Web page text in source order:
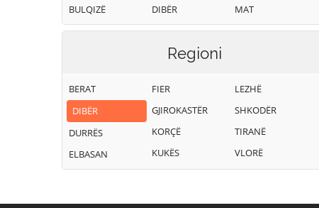
BULQIZË DIBËR MAT
Regioni
BERAT
DIBËR
DURRËS
ELBASAN
FIER
GJIROKASTËR
KORÇË
KUKËS
LEZHË
SHKODËR
TIRANË
VLORË